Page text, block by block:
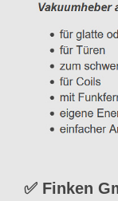
✅ Finken